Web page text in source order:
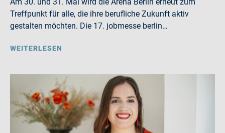
Treffpunkt für alle, die ihre berufliche Zukunft aktiv
gestalten möchten. Die 17. jobmesse berlin…
WEITERLESEN